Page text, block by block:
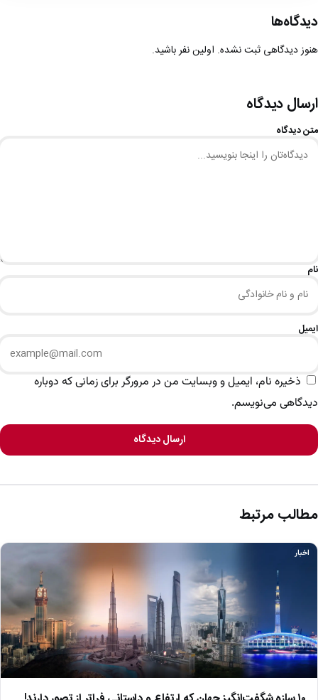
دیدگاه‌ها
هنوز دیدگاهی ثبت نشده. اولین نفر باشید.
ارسال دیدگاه
متن دیدگاه
نام
ایمیل
ذخیره نام، ایمیل و وبسایت من در مرورگر برای زمانی که دوباره
دیدگاهی می‌نویسم.
ارسال دیدگاه
مطالب مرتبط
اخبار